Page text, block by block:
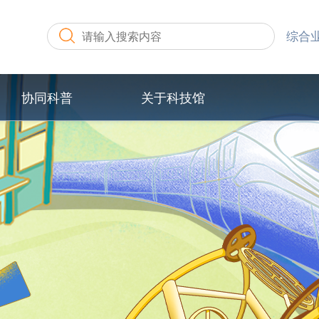
综合
协同科普 关于科技馆